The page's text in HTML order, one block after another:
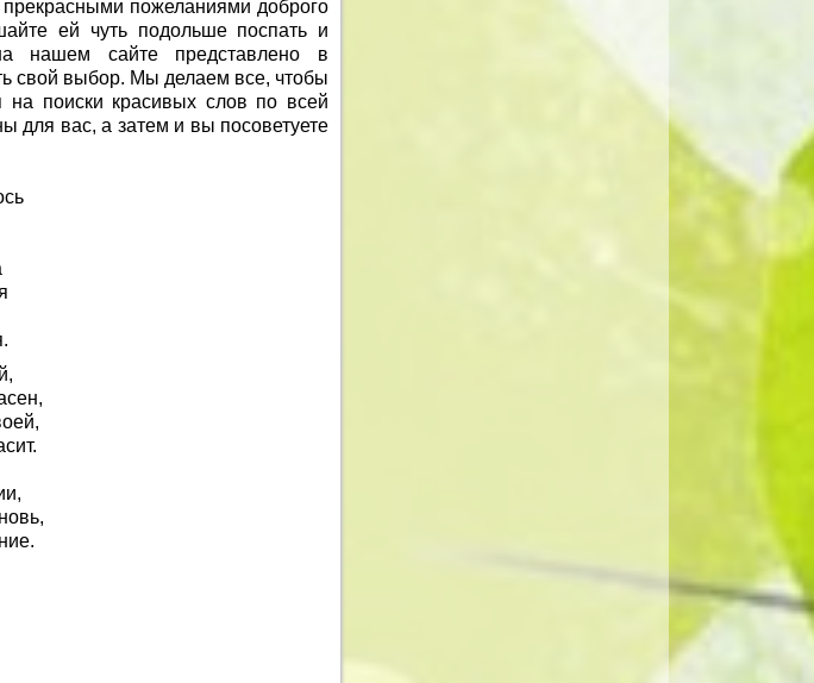
пожеланиями доброго
ей чуть подольше поспать и
нашем сайте представлено в
свой выбор. Мы делаем все, чтобы
поиски красивых слов по всей
для вас, а затем и вы посоветуете